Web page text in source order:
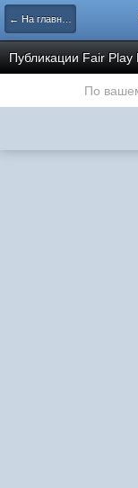
← На главную
Публикации Fair Play
По